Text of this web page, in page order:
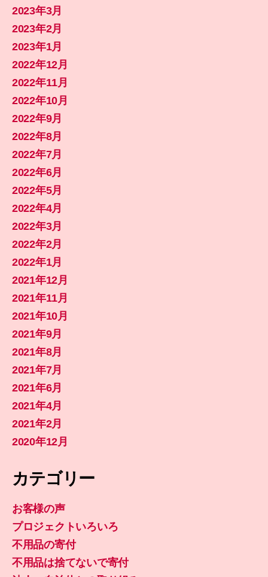
2023年3月
2023年2月
2023年1月
2022年12月
2022年11月
2022年10月
2022年9月
2022年8月
2022年7月
2022年6月
2022年5月
2022年4月
2022年3月
2022年2月
2022年1月
2021年12月
2021年11月
2021年10月
2021年9月
2021年8月
2021年7月
2021年6月
2021年4月
2021年2月
2020年12月
カテゴリー
お客様の声
プロジェクトいろいろ
不用品の寄付
不用品は捨てないで寄付